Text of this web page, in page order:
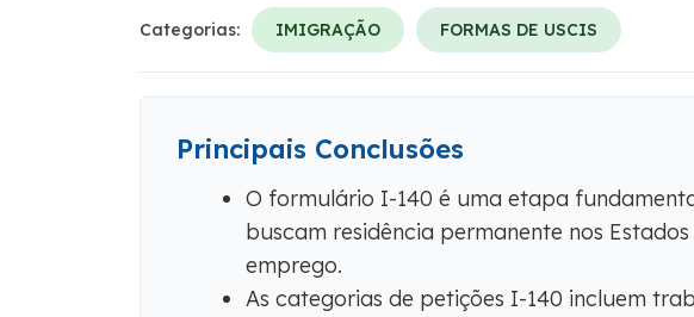
Categorias: IMIGRAÇÃO FORMAS DE USCIS
Principais Conclusões
O formulário I-140 é uma etapa
buscam residência permanente nos
emprego.
As categorias de petições I-140 incluem